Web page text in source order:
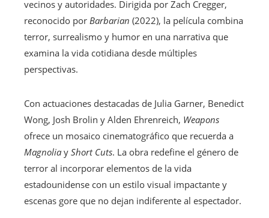
vecinos y autoridades. Dirigida por Zach Cregger,
reconocido por Barbarian (2022), la película combina
terror, surrealismo y humor en una narrativa que
examina la vida cotidiana desde múltiples
perspectivas.
Con actuaciones destacadas de Julia Garner, Benedict
Wong, Josh Brolin y Alden Ehrenreich, Weapons
ofrece un mosaico cinematográfico que recuerda a
Magnolia y Short Cuts. La obra redefine el género de
terror al incorporar elementos de la vida
estadounidense con un estilo visual impactante y
escenas gore que no dejan indiferente al espectador.